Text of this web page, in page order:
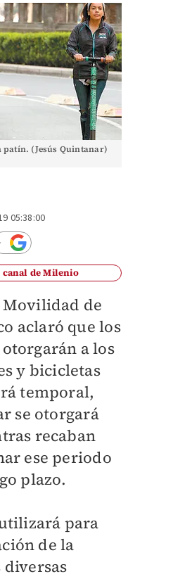
patín. (Jesús Quintanar)
05:38:00
canal de Milenio
Movilidad de
aclaró que los
a los
y bicicletas
temporal,
se otorgará
recaban
ese periodo
plazo.
para
de la
diversas